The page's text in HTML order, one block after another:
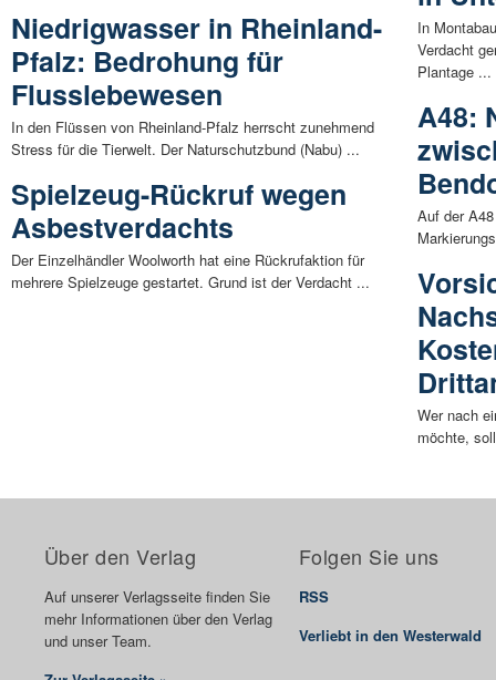
Niedrigwasser in Rheinland-
Pfalz: Bedrohung für
Flusslebewesen
In den Flüssen von Rheinland-Pfalz herrscht zunehmend
Stress für die Tierwelt. Der Naturschutzbund (Nabu) ...
Spielzeug-Rückruf wegen
Asbestverdachts
Der Einzelhändler Woolworth hat eine Rückrufaktion für
mehrere Spielzeuge gestartet. Grund ist der Verdacht ...
In
Verdacht
Plantage ...
A48:
Auf der
Wer nach
möchte,
Über den Verlag
Auf unserer Verlagsseite finden Sie
mehr Informationen über den Verlag
und unser Team.
Folgen Sie uns
RSS
Verliebt in den Westerwald